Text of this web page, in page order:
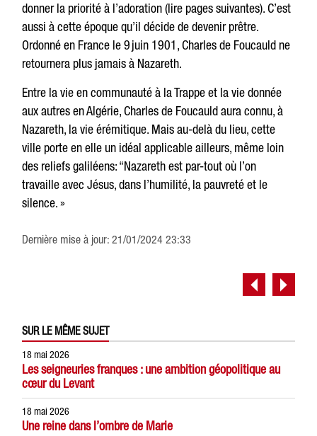
donner la priorité à l’adoration (lire pages suivantes). C’est
aussi à cette époque qu’il décide de devenir prêtre.
Ordonné en France le 9 juin 1901, Charles de Foucauld ne
retournera plus jamais à Nazareth.
Entre la vie en communauté à la Trappe et la vie donnée
aux autres en Algérie, Charles de Foucauld aura connu, à
Nazareth, la vie érémitique. Mais au-delà du lieu, cette
ville porte en elle un idéal applicable ailleurs, même loin
des reliefs galiléens: “Nazareth est par-tout où l’on
travaille avec Jésus, dans l’humilité, la pauvreté et le
silence. »
Dernière mise à jour: 21/01/2024 23:33
SUR LE MÊME SUJET
18 mai 2026
Les seigneuries franques : une ambition géopolitique au
cœur du Levant
18 mai 2026
Une reine dans l’ombre de Marie